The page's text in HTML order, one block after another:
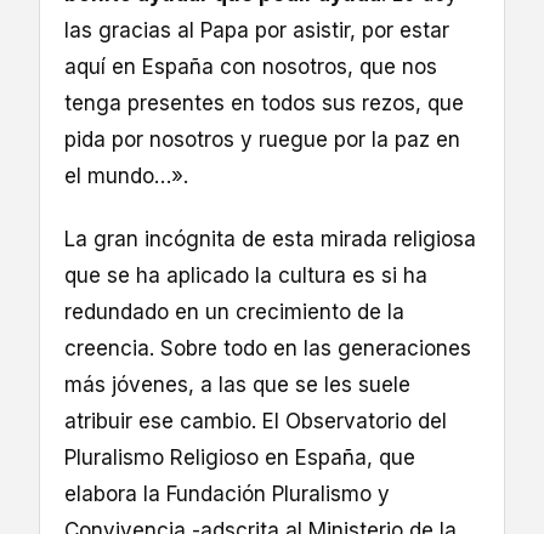
las gracias al Papa por asistir, por estar
aquí en España con nosotros, que nos
tenga presentes en todos sus rezos, que
pida por nosotros y ruegue por la paz en
el mundo…».
La gran incógnita de esta mirada religiosa
que se ha aplicado la cultura es si ha
redundado en un crecimiento de la
creencia. Sobre todo en las generaciones
más jóvenes, a las que se les suele
atribuir ese cambio. El Observatorio del
Pluralismo Religioso en España, que
elabora la Fundación Pluralismo y